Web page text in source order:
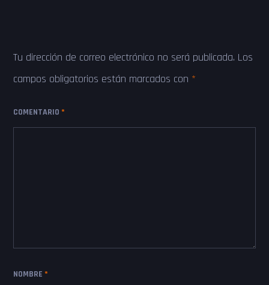
Tu dirección de correo electrónico no será publicada. Los
campos obligatorios están marcados con *
COMENTARIO *
NOMBRE *